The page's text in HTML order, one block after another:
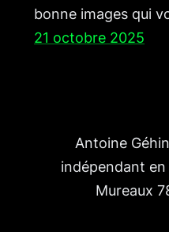
bonne images qui
21 octobre 2025
Antoine
indépendant en
Mureaux